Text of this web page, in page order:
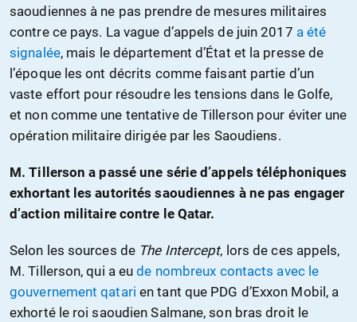
saoudiennes à ne pas prendre de mesures militaires
contre ce pays. La vague d’appels de juin 2017 a été
signalée, mais le département d’État et la presse de
l’époque les ont décrits comme faisant partie d’un
vaste effort pour résoudre les tensions dans le Golfe,
et non comme une tentative de Tillerson pour éviter une
opération militaire dirigée par les Saoudiens.
M. Tillerson a passé une série d’appels téléphoniques
exhortant les autorités saoudiennes à ne pas engager
d’action militaire contre le Qatar.
Selon les sources de The Intercept, lors de ces appels,
M. Tillerson, qui a eude nombreux contacts avec le
gouvernement qatari en tant que PDG d’Exxon Mobil, a
exhorté le roi saoudien Salmane, son bras droit le